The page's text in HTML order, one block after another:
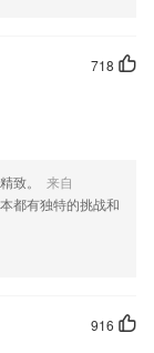
718
致。
来自
都有独特的挑战和
916